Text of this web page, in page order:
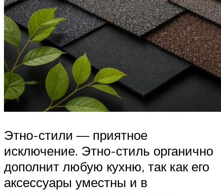
Этно-стили — приятное
исключение. Этно-стиль органично
дополнит любую кухню, так как его
аксессуары уместны и в